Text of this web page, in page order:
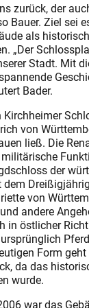
zurück, der
Bauer. Ziel sei
als
„Der
Stadt. Mit
Bader.
Kirchheimer
von
ließ. Die
der
dem
von
andere
in östlicher
Form
da das
wurde.
war das